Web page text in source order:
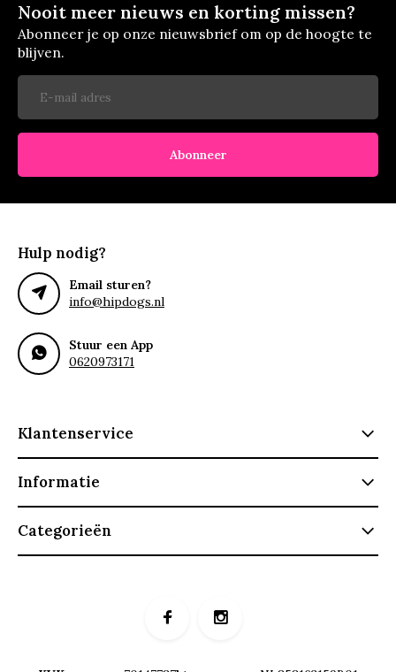
Nooit meer nieuws en korting missen?
Abonneer je op onze nieuwsbrief om op de hoogte te
blijven.
Abonneer
Hulp nodig?
Email sturen?
info@hipdogs.nl
Stuur een App
0620973171
Klantenservice
Informatie
Categorieën